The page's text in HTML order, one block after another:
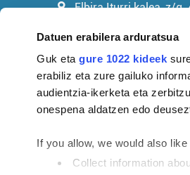
Datuen erabilera arduratsua
Guk etagure 1022 kideek
erabiliz eta zure gailuko
audientzia-ikerketa eta
onespena aldatzen edo
If you allow, we would also like
Collect information
Elbira Iturri kalea, z/g.